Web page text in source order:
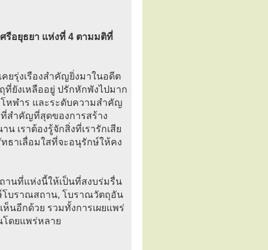
รีอยุธยา แห่งที่ 4 ตามมติที่
ยรุ่งเรืองสำคัญยิ่งมาในอดีต
ยังเหลืออยู่ ปรักหักพังไปมาก
หฬาร และระดับความสำคัญ
ที่สำคัญที่สุดของการสร้าง
เราต้องรู้จักสิ่งที่เรารักเสีย
ธาเลื่อมใสที่จะอนุรักษ์ให้คง
านที่แห่งนี้ให้เป็นที่สงบร่มรื่น
โบราณสถาน, โบราณวัตถุอัน
นอีกด้วย รวมทั้งการเผยแพร่
โดยแพร่หลาย